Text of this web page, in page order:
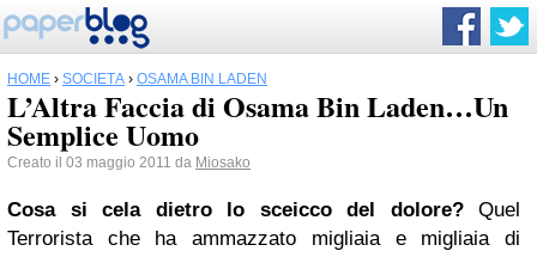
HOME › SOCIETÀ › OSAMA BIN LADEN
L’Altra Faccia di Osama Bin Laden…Un
Semplice Uomo
Creato il 03 maggio 2011 da Miosako
Cosa si cela dietro lo sceicco del dolore?Quel
Terrorista che ha ammazzato migliaia e migliaia di